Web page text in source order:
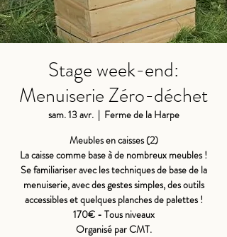
Stage week-end:
Menuiserie Zéro-déchet
sam. 13 avr.
  |
Ferme de la Harpe
Meubles en caisses (2)
La caisse comme base à de nombreux meubles !
Se familiariser avec les techniques de base de la
menuiserie, avec des gestes simples, des outils
accessibles et quelques planches de palettes !
170€ - Tous niveaux
Organisé par CMT.